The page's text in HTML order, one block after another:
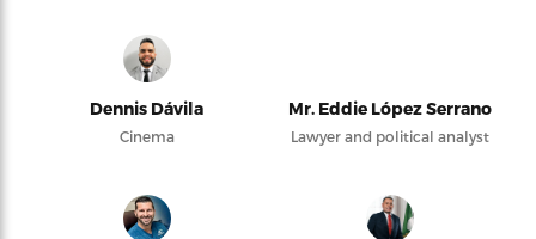
Dennis Dávila
Cinema
Mr. Eddie López Serrano
Lawyer and political analyst